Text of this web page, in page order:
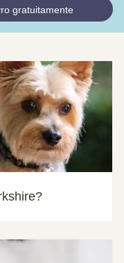
gratuitamente